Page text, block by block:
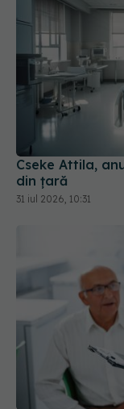
Cseke Attila,
din țară
31 iul 2026, 10:31